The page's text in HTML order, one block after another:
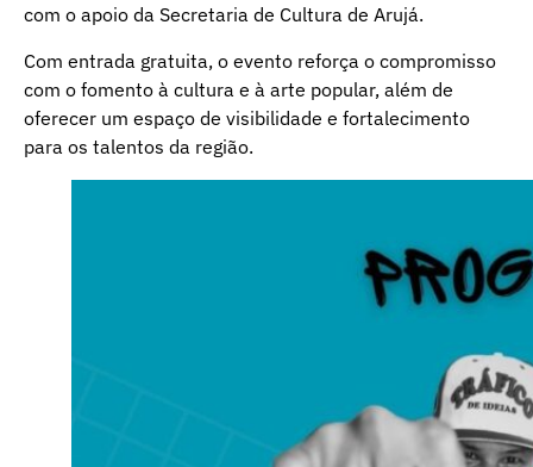
com o apoio da Secretaria de Cultura de Arujá.
Com entrada gratuita, o evento reforça o compromisso
com o fomento à cultura e à arte popular, além de
oferecer um espaço de visibilidade e fortalecimento
para os talentos da região.